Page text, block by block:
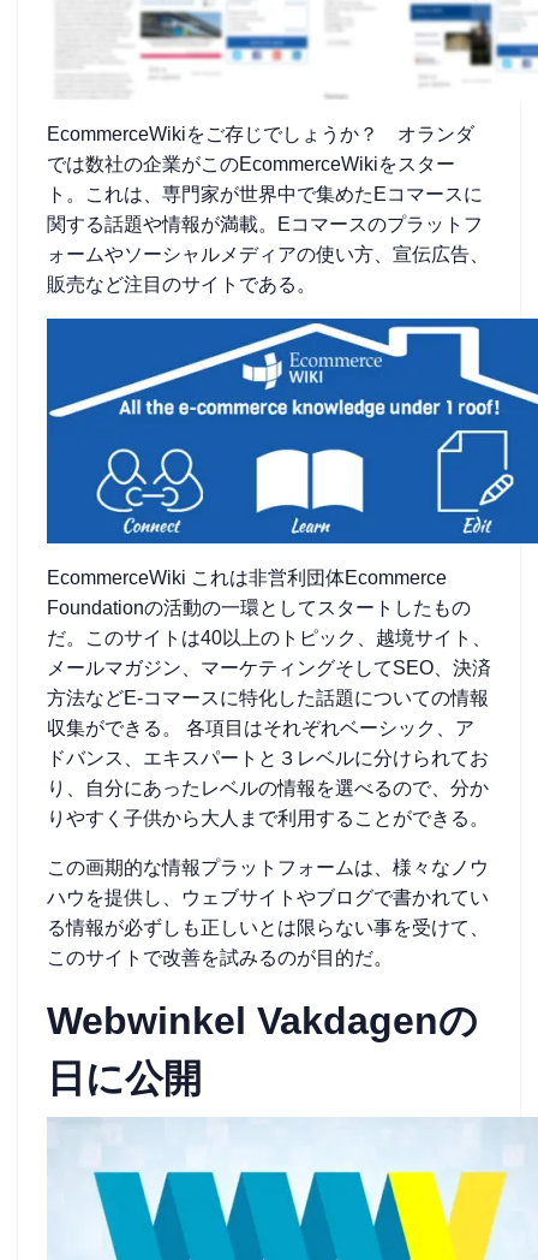
EcommerceWikiをご存じでしょうか？ オランダ
では数社の企業がこのEcommerceWikiをスター
ト。これは、専門家が世界中で集めたEコマースに
関する話題や情報が満載。Eコマースのプラットフ
ォームやソーシャルメディアの使い方、宣伝広告、
販売など注目のサイトである。
EcommerceWiki これは非営利団体Ecommerce
Foundationの活動の一環としてスタートしたもの
だ。このサイトは40以上のトピック、越境サイト、
メールマガジン、マーケティングそしてSEO、決済
方法などE-コマースに特化した話題についての情報
収集ができる。 各項目はそれぞれベーシック、ア
ドバンス、エキスパートと３レベルに分けられてお
り、自分にあったレベルの情報を選べるので、分か
りやすく子供から大人まで利用することができる。
この画期的な情報プラットフォームは、様々なノウ
ハウを提供し、ウェブサイトやブログで書かれてい
る情報が必ずしも正しいとは限らない事を受けて、
このサイトで改善を試みるのが目的だ。
Webwinkel Vakdagenの
日に公開